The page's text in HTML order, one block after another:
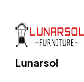
Lunarsol